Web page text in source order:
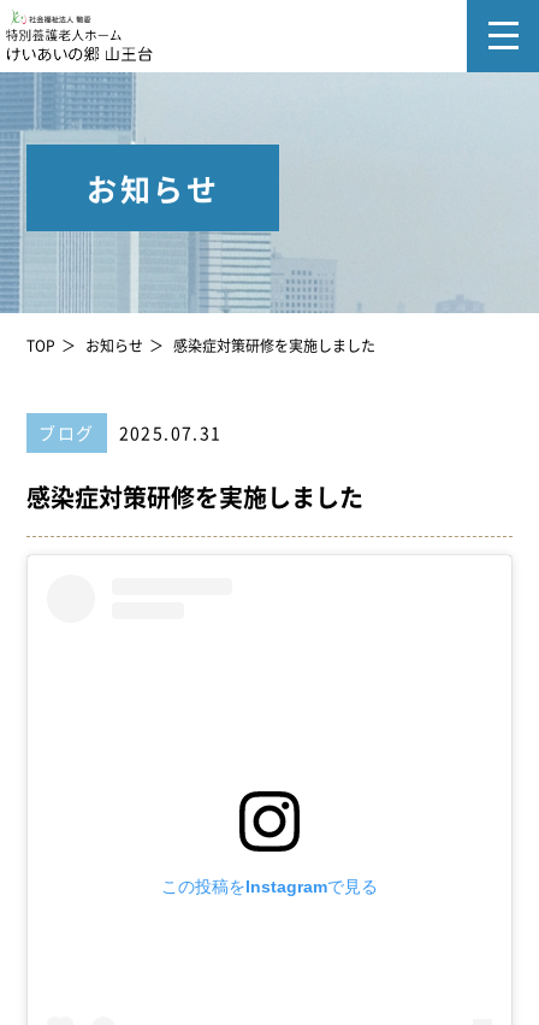
お知らせ
TOP お知らせ 感染症対策研修を実施しました
ブログ 2025.07.31
感染症対策研修を実施しました
この投稿をInstagramで見る